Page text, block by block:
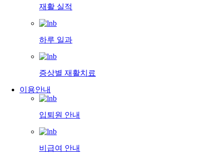
재활 실적
하루 일과
증상별 재활치료
이용안내
입퇴원 안내
비급여 안내